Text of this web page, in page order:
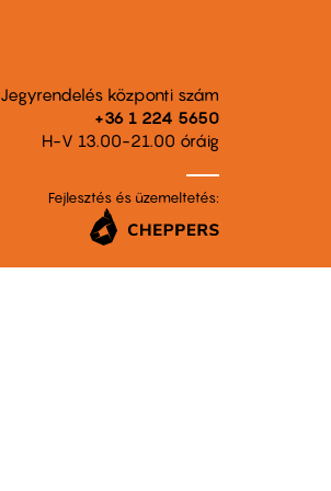
Jegyrendelés központi szám
+36 1 224 5650
H-V 13.00-21.00 óráig
Fejlesztés és üzemeltetés: